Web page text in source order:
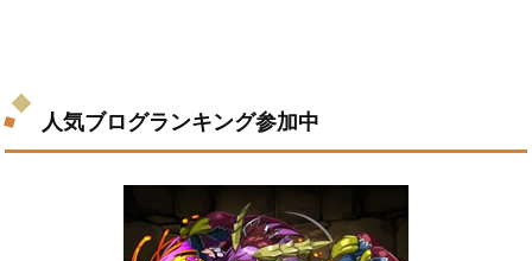
人気ブログランキング参加中